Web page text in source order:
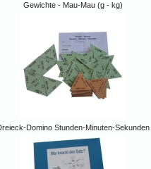
Gewichte - Mau-Mau (g - kg)
Domino Stunden-Minuten-Sekunden